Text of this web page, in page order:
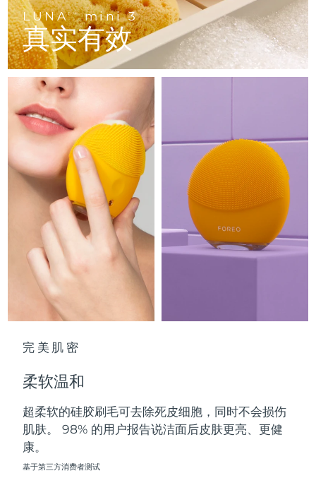
LUNATMmini 3
真实有效
完美肌密
柔软温和
超柔软的硅胶刷毛可去除死皮细胞，同时不会损伤
肌肤。 98% 的用户报告说洁面后皮肤更亮、更健
康。
基于第三方消费者测试
全部购买
FOREO APP
关于我们
日本 预计送达日期11/08/2026
泽西岛 预计送达日期
哈萨克斯坦
科威特
拉脱维亚 预计送达日期 08/08/2026
黎巴嫩 预计送达日期09/08/2026
立陶宛 预计送达日期 08/08/2026
卢森堡 预计送达日期08/08/2026
中国澳门特别行政区
马来西亚 预计送达日期11/08/2026
马耳他
墨西哥
摩纳哥 预计送达日期09/08/2026
荷兰